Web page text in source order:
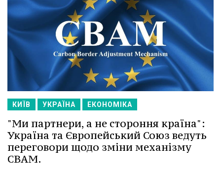
КИЇВ УКРАЇНА ЕКОНОМІКА
"Ми партнери, а не стороння країна":
Україна та Європейський Союз ведуть
переговори щодо зміни механізму
СВАМ.